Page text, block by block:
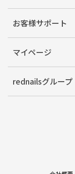
お客様サポート
マイページ
rednailsグループ